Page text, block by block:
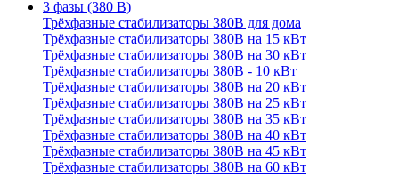
3 фазы (380 В)
Трёхфазные стабилизаторы 380В для дома
Трёхфазные стабилизаторы 380В на 15 кВт
Трёхфазные стабилизаторы 380В на 30 кВт
Трёхфазные стабилизаторы 380В - 10 кВт
Трёхфазные стабилизаторы 380В на 20 кВт
Трёхфазные стабилизаторы 380В на 25 кВт
Трёхфазные стабилизаторы 380В на 35 кВт
Трёхфазные стабилизаторы 380В на 40 кВт
Трёхфазные стабилизаторы 380В на 45 кВт
Трёхфазные стабилизаторы 380В на 60 кВт